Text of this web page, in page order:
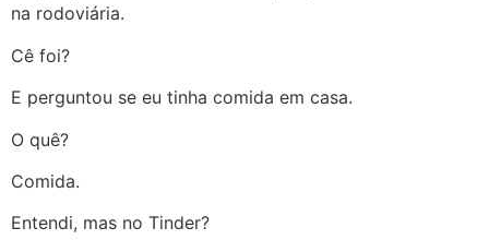
na rodoviária.
Cê foi?
E perguntou se eu tinha comida em casa.
O quê?
Comida.
Entendi, mas no Tinder?